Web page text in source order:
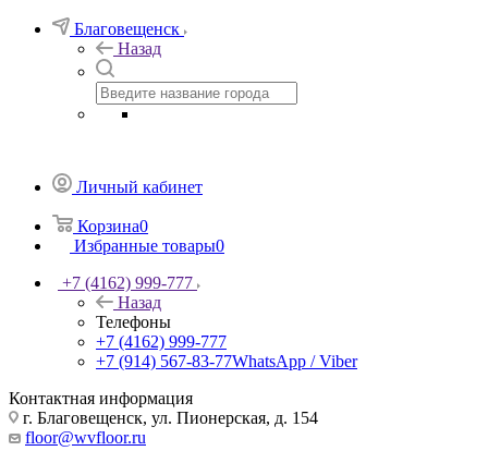
Благовещенск
Назад
Личный кабинет
Корзина0
Избранные товары0
+7 (4162) 999-777
Назад
Телефоны
+7 (4162) 999-777
+7 (914) 567-83-77WhatsApp / Viber
Контактная информация
г. Благовещенск, ул. Пионерская, д. 154
floor@wvfloor.ru